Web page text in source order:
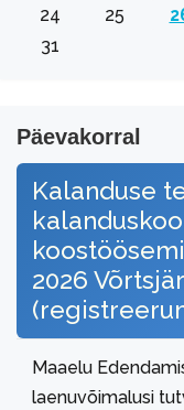
24
25
31
Päevakorral
Kalanduse
2026
Maaelu
laenuvõimalusi